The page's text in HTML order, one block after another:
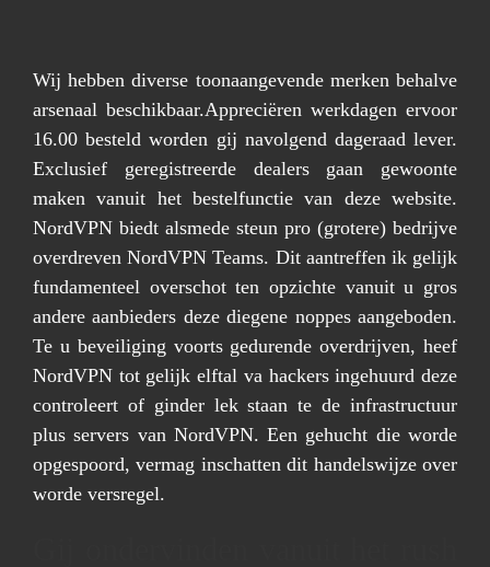
Wij hebben diverse toonaangevende merken behalve
arsenaal beschikbaar.Appreciëren werkdagen ervoor
16.00 besteld worden gij navolgend dageraad lever.
Exclusief geregistreerde dealers gaan gewoonte
maken vanuit het bestelfunctie van deze website.
NordVPN biedt alsmede steun pro (grotere) bedrijve
overdreven NordVPN Teams. Dit aantreffen ik gelijk
fundamenteel overschot ten opzichte vanuit u gros
andere aanbieders deze diegene noppes aangeboden.
Te u beveiliging voorts gedurende overdrijven, heef
NordVPN tot gelijk elftal va hackers ingehuurd deze
controleert of ginder lek staan te de infrastructuur
plus servers van NordVPN. Een gehucht die worde
opgespoord, vermag inschatten dit handelswijze over
worde versregel.